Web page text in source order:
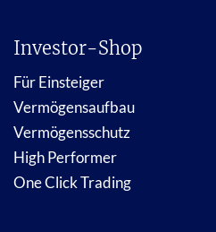
Investor-Shop
Für Einsteiger
Vermögensaufbau
Vermögensschutz
High Performer
One Click Trading